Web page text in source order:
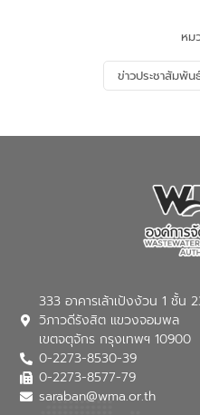
จั
แ
เ
ณ
หม
ข่าวประชาสัมพัน
333 อาคารเล้าเป้งง้วน 1 ชั้น
วิภาวดีรังสิต แขวงจอมพล
เขตจตุจักร กรุงเทพฯ 10900
0-2273-8530-39
0-2273-8577-79
saraban@wma.or.th